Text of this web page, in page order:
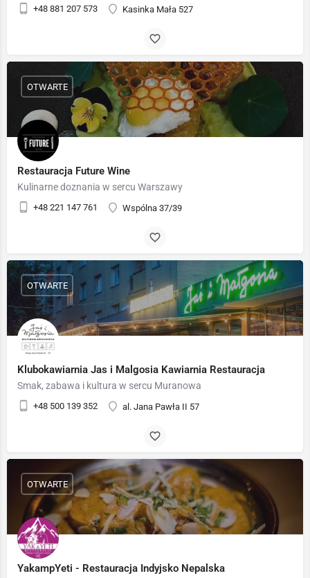
+48 881 207 573 Kasinka Mała 527
Restauracja Future Wine
Kulinarne doznania w sercu Warszawy
+48 221 147 761 Wspólna 37/39
OTWARTE
Klubokawiarnia Jas i Malgosia Kawiarnia Restauracja
Smak, zabawa i kultura w sercu Muranowa
+48 500 139 352 al. Jana Pawła II 57
OTWARTE
YakampYeti - Restauracja Indyjsko Nepalska
OTWARTE